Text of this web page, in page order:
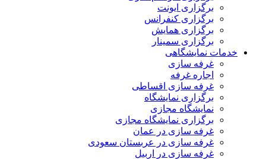
برگزاری ایونت
برگزاری کنفرانس
برگزاری همایش
برگزاری سمینار
خدمات نمایشگاهی
غرفه سازی
اجاره غرفه
غرفه سازی اقساطی
برگزاری نمایشگاه
نمایشگاه مجازی
برگزاری نمایشگاه مجازی
غرفه سازی در عمان
غرفه سازی در عربستان سعودی
غرفه سازی در اربیل